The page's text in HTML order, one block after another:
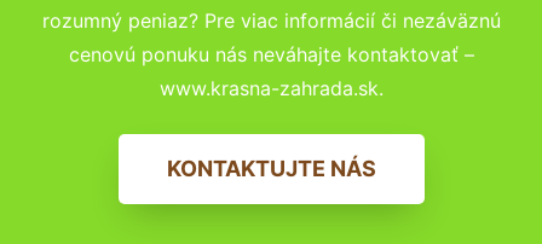
rozumný peniaz? Pre viac informácií či nezáväznú
cenovú ponuku nás neváhajte kontaktovať –
www.krasna-zahrada.sk.
KONTAKTUJTE NÁS